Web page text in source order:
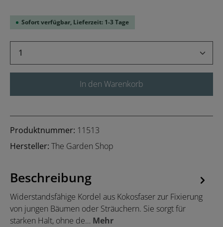
Sofort verfügbar, Lieferzeit: 1-3 Tage
Produkt Anzahl: Gib den gewünschten
In den Warenkorb
Produktnummer: 11513
Hersteller: The Garden Shop
Beschreibung
Widerstandsfähige Kordel aus Kokosfaser zur Fixierung
von jungen Bäumen oder Sträuchern. Sie sorgt für
starken Halt, ohne de… Mehr